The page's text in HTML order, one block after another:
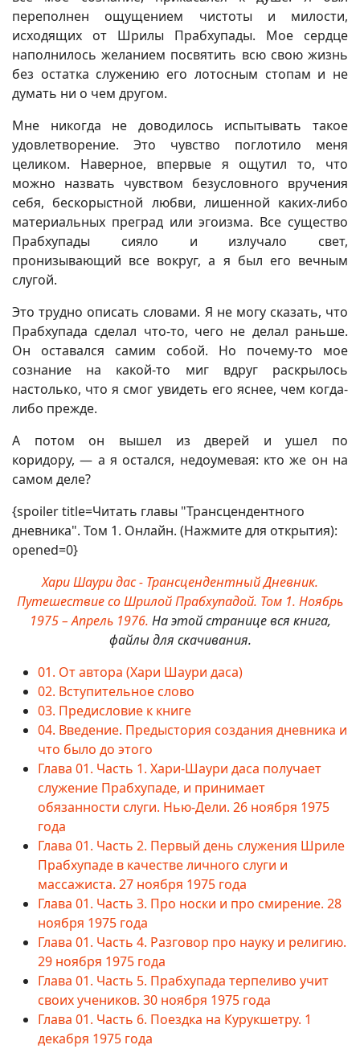
переполнен ощущением чистоты и милости,
исходящих от Шрилы Прабхупады. Мое сердце
наполнилось желанием посвятить всю свою жизнь
без остатка служению его лотосным стопам и не
думать ни о чем другом.
Мне никогда не доводилось испытывать такое
удовлетворение. Это чувство поглотило меня
целиком. Наверное, впервые я ощутил то, что
можно назвать чувством безусловного вручения
себя, бескорыстной любви, лишенной каких-либо
материальных преград или эгоизма. Все существо
Прабхупады сияло и излучало свет,
пронизывающий все вокруг, а я был его вечным
слугой.
Это трудно описать словами. Я не могу сказать, что
Прабхупада сделал что-то, чего не делал раньше.
Он оставался самим собой. Но почему-то мое
сознание на какой-то миг вдруг раскрылось
настолько, что я смог увидеть его яснее, чем когда-
либо прежде.
А потом он вышел из дверей и ушел по
коридору, — а я остался, недоумевая: кто же он на
самом деле?
{spoiler title=Читать главы "Трансцендентного
дневника". Том 1. Онлайн. (Нажмите для открытия):
opened=0}
Хари Шаури дас - Трансцендентный Дневник.
Путешествие со Шрилой Прабхупадой. Том 1. Ноябрь
1975 – Апрель 1976. На этой странице вся книга,
файлы для скачивания.
01. От автора (Хари Шаури даса)
02. Вступительное слово
03. Предисловие к книге
04. Введение. Предыстория создания дневника и
что было до этого
Глава 01. Часть 1. Хари-Шаури даса получает
служение Прабхупаде, и принимает
обязанности слуги. Нью-Дели. 26 ноября 1975
года
Глава 01. Часть 2. Первый день служения Шриле
Прабхупаде в качестве личного слуги и
массажиста. 27 ноября 1975 года
Глава 01. Часть 3. Про носки и про смирение. 28
ноября 1975 года
Глава 01. Часть 4. Разговор про науку и религию.
29 ноября 1975 года
Глава 01. Часть 5. Прабхупада терпеливо учит
своих учеников. 30 ноября 1975 года
Глава 01. Часть 6. Поездка на Курукшетру. 1
декабря 1975 года